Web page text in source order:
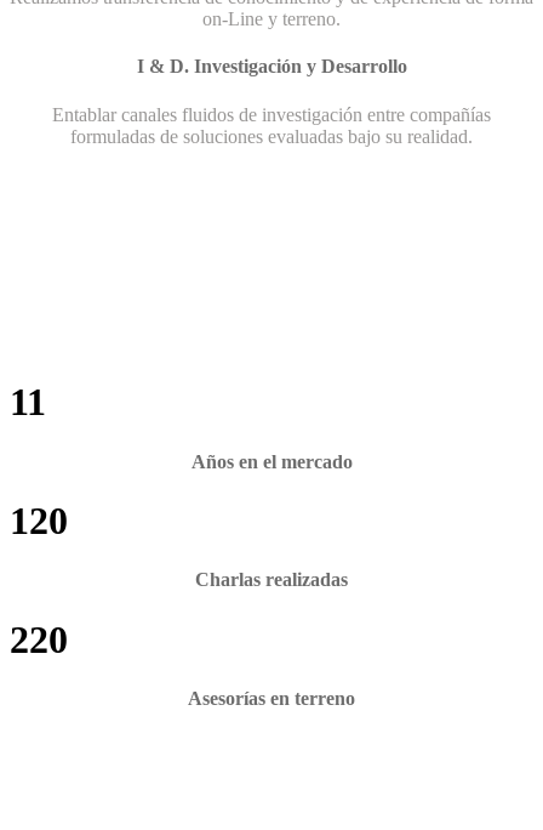
on-Line y terreno.
I & D. Investigación y Desarrollo
Entablar canales fluidos de investigación entre compañías
formuladas de soluciones evaluadas bajo su realidad.
11
Años en el mercado
120
Charlas realizadas
220
Asesorías en terreno